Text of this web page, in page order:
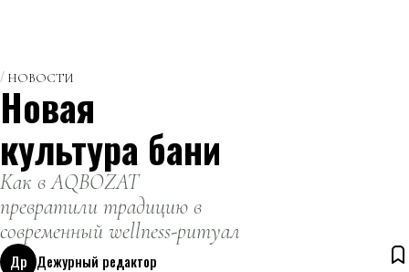
НОВОСТИ
Новая
культура бани
Как в AQBOZAT
превратили традицию в
современный wellness-ритуал
Др Дежурный редактор